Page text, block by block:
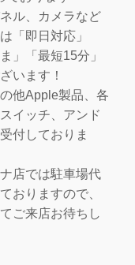
ル、カメラなど
「即日対応」
」「最短15分」
います！
他Apple製品、各
イッチ、アンド
付しておりま
店では駐車場代
おりますので、
ご来店お待ちし